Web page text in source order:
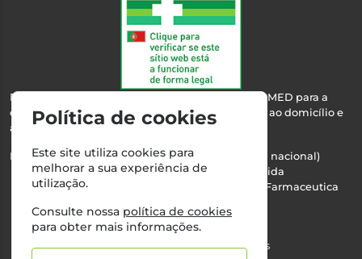
Esta farmácia encontra-se autorizada pelo INFARMED para a
dispensa de medicamentos e produtos de saúde ao domicílio e
através da internet.
Nº Infarmed: 21 798 7100 (chamada para rede fixa nacional)
Direção Técnica:Maria Teresa Almeida
NIPC:510103669 | Teresa Almeida - Sociedade Farmaceutica
Alvará nº:2994
©2026 Todos os direitos reservados
Política de cookies
Este site utiliza cookies para
melhorar a sua experiência de
utilização.
Consulte nossa política de cookies
para obter mais informações.